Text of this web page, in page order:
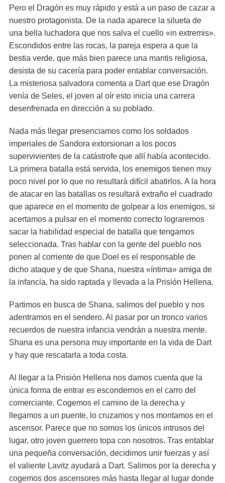
Pero el Dragón es muy rápido y está a un paso de cazar a
nuestro protagonista. De la nada aparece la silueta de
una bella luchadora que nos salva el cuello «in extremis».
Escondidos entre las rocas, la pareja espera a que la
bestia verde, que más bien parece una mantis religiosa,
desista de su cacería para poder entablar conversación.
La misteriosa salvadora comenta a Dart que ese Dragón
venía de Seles, el joven al oír esto inicia una carrera
desenfrenada en dirección a su poblado.
Nada más llegar presenciamos como los soldados
imperiales de Sandora extorsionan a los pocos
supervivientes de la catástrofe que allí había acontecido.
La primera batalla está servida, los enemigos tienen muy
poco nivel por lo que no resultará difícil abatirlos. A la hora
de atacar en las batallas os resultará extraño el cuadrado
que aparece en el momento de golpear a los enemigos, si
acertamos a pulsar en el momento correcto lograremos
sacar la habilidad especial de batalla que tengamos
seleccionada. Tras hablar con la gente del pueblo nos
ponen al corriente de que Doel es el responsable de
dicho ataque y de que Shana, nuestra «íntima» amiga de
la infancia, ha sido raptada y llevada a la Prisión Hellena.
Partimos en busca de Shana, salimos del pueblo y nos
adentramos en el sendero. Al pasar por un tronco varios
recuerdos de nuestra infancia vendrán a nuestra mente.
Shana es una persona muy importante en la vida de Dart
y hay que rescatarla a toda costa.
Al llegar a la Prisión Hellena nos damos cuenta que la
única forma de entrar es escondernos en el carro del
comerciante. Cogemos el camino de la derecha y
llegamos a un puente, lo cruzamos y nos montamos en el
ascensor. Parece que no somos los únicos intrusos del
lugar, otro joven guerrero topa con nosotros. Tras entablar
una pequeña conversación, decidimos unir fuerzas y así
el valiente Lavitz ayudará a Dart. Salimos por la derecha y
cogemos dos ascensores más hasta llegar al lugar donde